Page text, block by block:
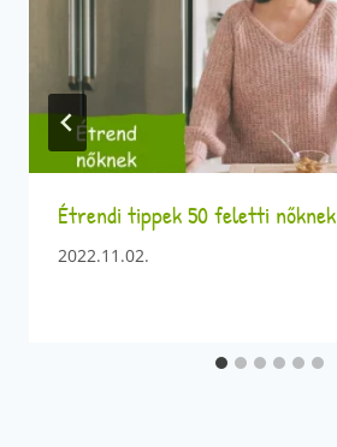
Étrendi tippek 50 feletti nőknek
2022.11.02.